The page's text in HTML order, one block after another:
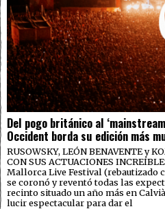
Del pogo británico al
Occident borda su edición más
RUSOWSKY, LEÓN BENAVENTE y
CON SUS ACTUACIONES
Mallorca Live Festival (rebautizado
se coronó y reventó todas las
recinto situado un año más en
lucir espectacular para dar el